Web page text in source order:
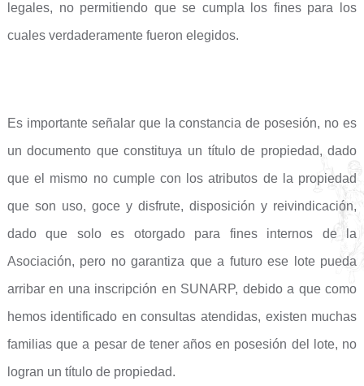
legales, no permitiendo que se cumpla los fines para los
cuales verdaderamente fueron elegidos.
Es importante señalar que la constancia de posesión, no es
un documento que constituya un título de propiedad, dado
que el mismo no cumple con los atributos de la propiedad
que son uso, goce y disfrute, disposición y reivindicación,
dado que solo es otorgado para fines internos de la
Asociación, pero no garantiza que a futuro ese lote pueda
arribar en una inscripción en SUNARP, debido a que como
hemos identificado en consultas atendidas, existen muchas
familias que a pesar de tener años en posesión del lote, no
logran un título de propiedad.